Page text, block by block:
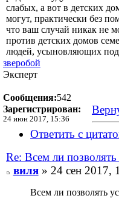
слабых, а вот в детских
могут, практически без
что ваш случай никак не
против детских домов
людей, усыновляющих
зверобой
Эксперт
Сообщения:542
Зарегистрирован:
24 июн 2017, 15:36
Ответить с
Re: Всем ли
виля» 24 сен 2017,
Всем ли позволять